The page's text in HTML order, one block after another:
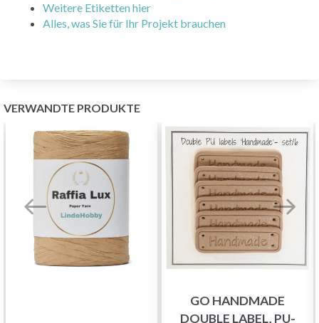
Weitere Etiketten hier
Alles, was Sie für Ihr Projekt brauchen
VERWANDTE PRODUKTE
GO HANDMADE
DOUBLE LABEL, PU-